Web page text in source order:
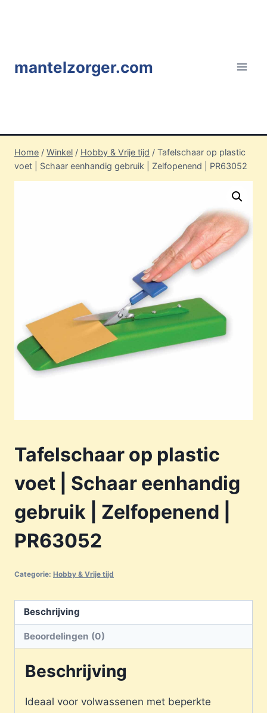
mantelzorger.com
Home / Winkel / Hobby & Vrije tijd / Tafelschaar op plastic
voet | Schaar eenhandig gebruik | Zelfopenend | PR63052
Tafelschaar op plastic
voet | Schaar eenhandig
gebruik | Zelfopenend |
PR63052
Categorie: Hobby & Vrije tijd
Beschrijving
Beoordelingen (0)
Beschrijving
Ideaal voor volwassenen met beperkte